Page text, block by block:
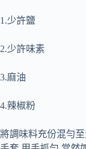
1.少許鹽
2.少許味素
3.麻油
4.辣椒粉
將調味料充份混勻